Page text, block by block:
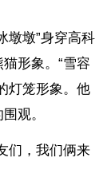
墩墩”身穿高科
形象。“雪容
灯笼形象。他
观。
们，我们俩来